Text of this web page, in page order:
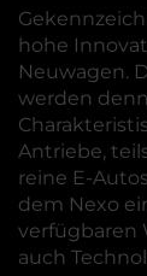
hohe
Neuwagen.
werden
Antriebe,
reine E-
dem Nexo
verfügbaren
auch